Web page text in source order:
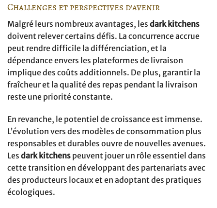
Challenges et perspectives d’avenir
Malgré leurs nombreux avantages, les dark kitchens
doivent relever certains défis. La concurrence accrue
peut rendre difficile la différenciation, et la
dépendance envers les plateformes de livraison
implique des coûts additionnels. De plus, garantir la
fraîcheur et la qualité des repas pendant la livraison
reste une priorité constante.
En revanche, le potentiel de croissance est immense.
L’évolution vers des modèles de consommation plus
responsables et durables ouvre de nouvelles avenues.
Les dark kitchens peuvent jouer un rôle essentiel dans
cette transition en développant des partenariats avec
des producteurs locaux et en adoptant des pratiques
écologiques.